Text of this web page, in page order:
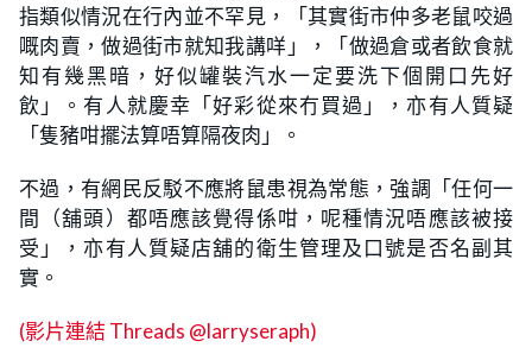
指類似情況在行內並不罕見，「其實街市仲多老鼠咬過
嘅肉賣，做過街市就知我講咩」，「做過倉或者飲食就
知有幾黑暗，好似罐裝汽水一定要洗下個開口先好
飲」。有人就慶幸「好彩從來冇買過」，亦有人質疑
「隻豬咁擺法算唔算隔夜肉」。
不過，有網民反駁不應將鼠患視為常態，強調「任何一
間（舖頭）都唔應該覺得係咁，呢種情況唔應該被接
受」，亦有人質疑店舖的衛生管理及口號是否名副其
實。
(影片連結 Threads @larryseraph)